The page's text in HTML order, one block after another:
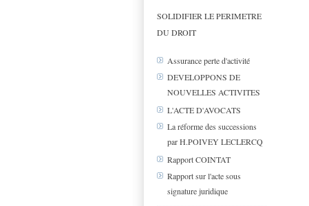
SOLIDIFIER LE PERIMETRE
DU DROIT
Assurance perte d'activité
DEVELOPPONS DE
NOUVELLES ACTIVITES
L'ACTE D'AVOCATS
La réforme des successions
par H.POIVEY LECLERCQ
Rapport COINTAT
Rapport sur l'acte sous
signature juridique